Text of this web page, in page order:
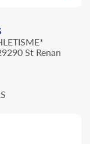
St Renan